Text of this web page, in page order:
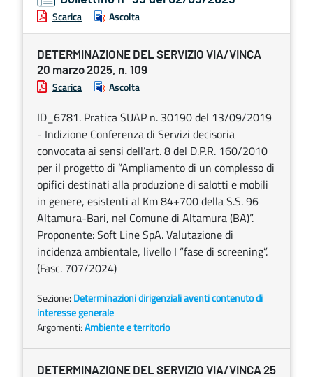
Scarica Ascolta
DETERMINAZIONE DEL SERVIZIO VIA/VINCA
20 marzo 2025, n. 109
Scarica Ascolta
ID_6781. Pratica SUAP n. 30190 del 13/09/2019
- Indizione Conferenza di Servizi decisoria
convocata ai sensi dell’art. 8 del D.P.R. 160/2010
per il progetto di “Ampliamento di un complesso di
opifici destinati alla produzione di salotti e mobili
in genere, esistenti al Km 84+700 della S.S. 96
Altamura-Bari, nel Comune di Altamura (BA)”.
Proponente: Soft Line SpA. Valutazione di
incidenza ambientale, livello I “fase di screening”.
(Fasc. 707/2024)
Sezione: Determinazioni dirigenziali aventi contenuto di
interesse generale
Argomenti:Ambiente e territorio
DETERMINAZIONE DEL SERVIZIO VIA/VINCA 25